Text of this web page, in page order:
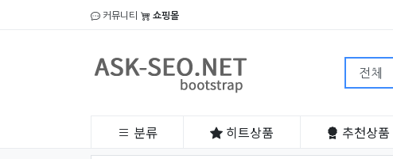
커뮤니티 쇼핑몰
분류 히트상품 추천상품